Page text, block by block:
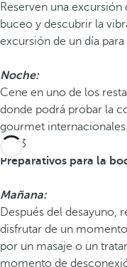
Reserven una
buceo y descubrir la
excursión de un día
Noche:
Cene en uno de los
donde podrá probar la
gourmet internacionales.
Día 3
Preparativos para la
Mañana:
Después del desayuno,
disfrutar de un
por un masaje o un
momento de